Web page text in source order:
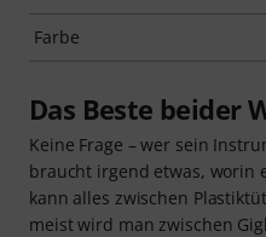
Farbe
Das Beste beider
Keine Frage – wer sein
braucht irgend etwas, worin
kann alles zwischen
meist wird man zwischen